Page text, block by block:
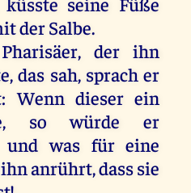
derSalbe.
Pharisäer,der ihn
,das sah, sprach er
:Wenn dieser ein
, so würde
er
und was für eine
ihnanrührt, dasssie